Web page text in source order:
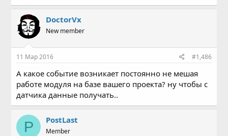
DoctorVx
New member
11 Мар 2016 #1,486
А какое событие возникает постоянно не мешая
работе модуля на базе вашего проекта? ну чтобы с
датчика данные получать..
P PostLast
Member